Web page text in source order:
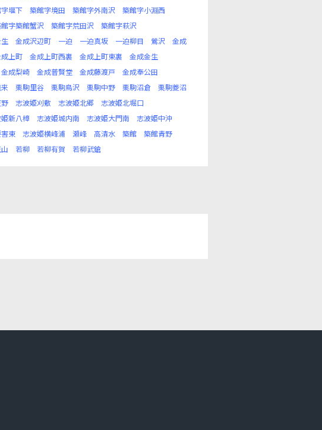
堰下 築館字境田 築館字外南沢
築館字小淵西
字築館蟹沢 築館字荒田沢
築館字萩沢
金成沢辺町 一迫 一迫真坂 一迫柳目 鶯沢
金成
上町 金成上町西裏 金成上町東裏
金成金生
金成梨崎 金成普賢堂 金成藤渡戸
金成奉公田
栗駒里谷 栗駒鳥沢 栗駒中野 栗駒沼倉
栗駒菱沼
志波姫刈敷 志波姫北郷
志波姫北堀口
新八樟 志波姫城内南 志波姫大門南
志波姫中沖
東 志波姫横峰浦 瀬峰 高清水 築館
築館青野
若柳 若柳有賀 若柳武鎗